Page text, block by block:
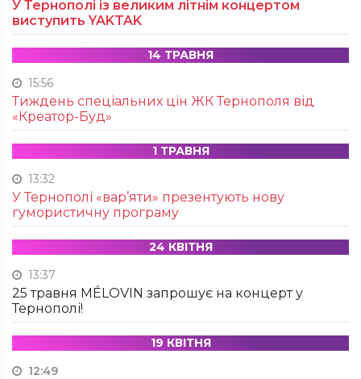
У Тернополі із великим літнім концертом
виступить YAKTAK
14 ТРАВНЯ
15:56
Тиждень спеціальних цін ЖК Тернополя від
«Креатор-Буд»
1 ТРАВНЯ
13:32
У Тернополі «вар’яти» презентують нову
гумористичну програму
24 КВІТНЯ
13:37
25 травня MÉLOVIN запрошує на концерт у
Тернополі!
19 КВІТНЯ
12:49